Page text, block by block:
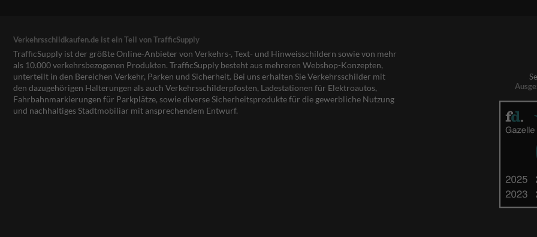
Verkehrsschildkaufen.de ist ein Teil von TrafficSupply
TrafficSupply ist der größte Online-Anbieter von Verkehrs-, Text- und Hinweisschildern sowie von mehr
als 10.000 verkehrsbezogenen Produkten. TrafficSupply besteht aus mehreren Webshop-Konzepten,
unterteilt in den Bereichen Verkehr, Parken und Sicherheit. Bei uns erhalten Sie Verkehrsschilder mit
den dazugehörigen Halterungen als auch Verkehrsschilderpfosten, Ladestationen für Elektroautos,
Fahrbahnmarkierungen für Parkplätze, sowie diverse Sicherheitsprodukte für die gewerbliche Nutzung
und nachhaltiges Stadtmobiliar mit ansprechendem Entwurf.